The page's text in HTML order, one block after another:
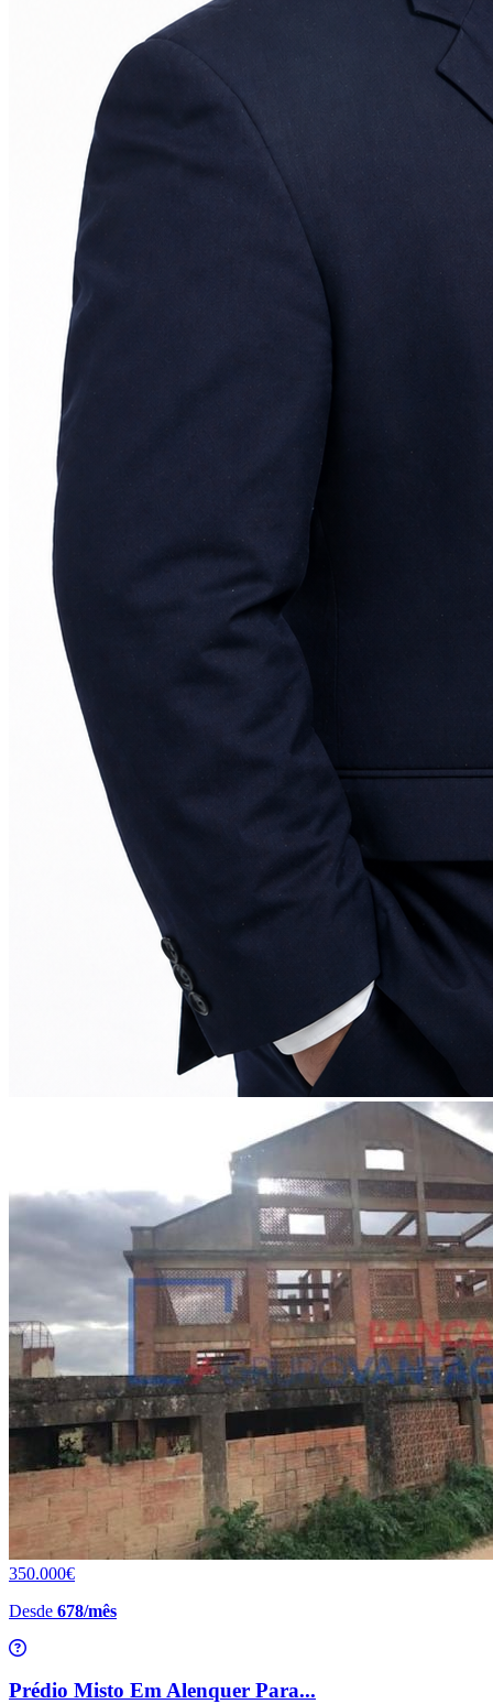
350.000€
Desde 678/mês
Prédio Misto Em Alenquer Para...